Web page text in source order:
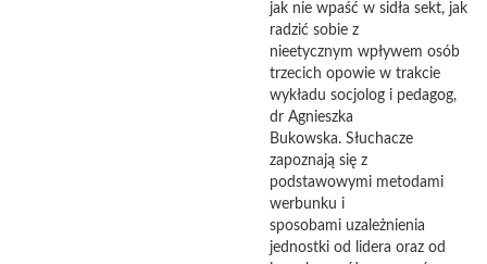
jak nie wpaść w sidła sekt, jak
radzić sobie z
nieetycznym wpływem osób
trzecich opowie w trakcie
wykładu socjolog i pedagog,
dr Agnieszka
Bukowska. Słuchacze
zapoznają się z
podstawowymi metodami
werbunku i
sposobami uzależnienia
jednostki od lidera oraz od